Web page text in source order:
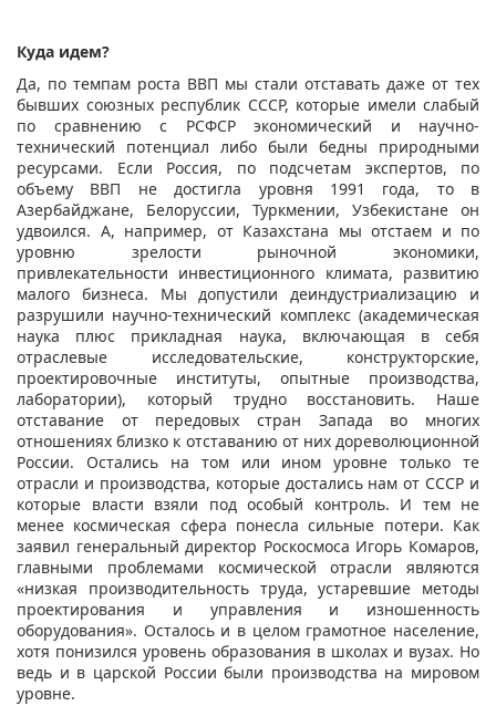
Куда идем?
Да, по темпам роста ВВП мы стали отставать даже от тех
бывших союзных республик СССР, которые имели слабый
по сравнению с РСФСР экономический и научно-
технический потенциал либо были бедны природными
ресурсами. Если Россия, по подсчетам экспертов, по
объему ВВП не достигла уровня 1991 года, то в
Азербайджане, Белоруссии, Туркмении, Узбекистане он
удвоился. А, например, от Казахстана мы отстаем и по
уровню зрелости рыночной экономики,
привлекательности инвестиционного климата, развитию
малого бизнеса. Мы допустили деиндустриализацию и
разрушили научно-технический комплекс (академическая
наука плюс прикладная наука, включающая в себя
отраслевые исследовательские, конструкторские,
проектировочные институты, опытные производства,
лаборатории), который трудно восстановить. Наше
отставание от передовых стран Запада во многих
отношениях близко к отставанию от них дореволюционной
России. Остались на том или ином уровне только те
отрасли и производства, которые достались нам от СССР и
которые власти взяли под особый контроль. И тем не
менее космическая сфера понесла сильные потери. Как
заявил генеральный директор Роскосмоса Игорь Комаров,
главными проблемами космической отрасли являются
«низкая производительность труда, устаревшие методы
проектирования и управления и изношенность
оборудования». Осталось и в целом грамотное население,
хотя понизился уровень образования в школах и вузах. Но
ведь и в царской России были производства на мировом
уровне.